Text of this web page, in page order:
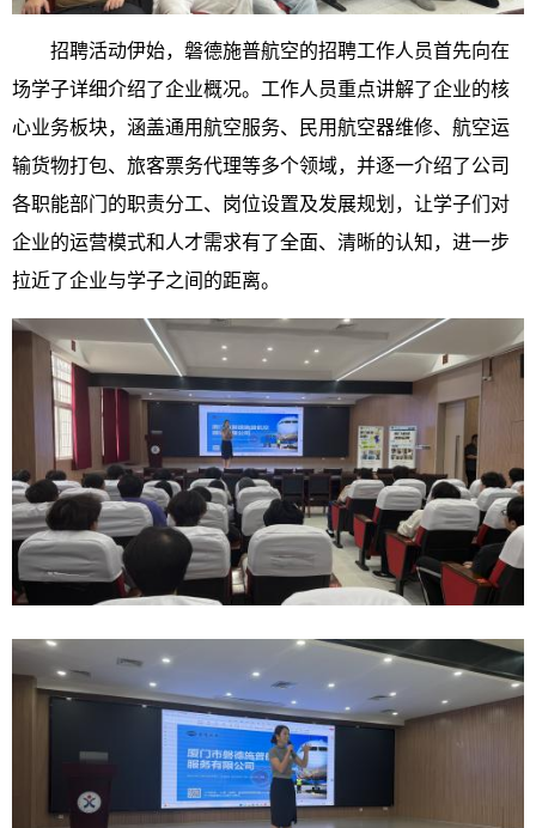
招聘活动伊始，磐德施普航空的招聘工作人员首先向在
场学子详细介绍了企业概况。工作人员重点讲解了企业的核
心业务板块，涵盖通用航空服务、民用航空器维修、航空运
输货物打包、旅客票务代理等多个领域，并逐一介绍了公司
各职能部门的职责分工、岗位设置及发展规划，让学子们对
企业的运营模式和人才需求有了全面、清晰的认知，进一步
拉近了企业与学子之间的距离。